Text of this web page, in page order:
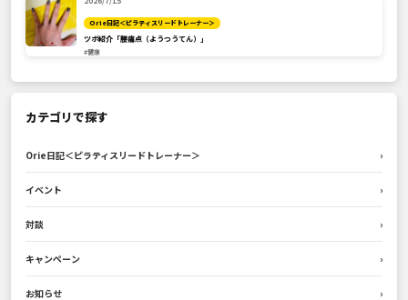
Orie日記＜ピラティスリードトレーナー＞
ツボ紹介「腰痛点（ようつうてん）」
#健康
カテゴリで探す
Orie日記＜ピラティスリードトレーナー＞ ›
イベント ›
対談 ›
キャンペーン ›
お知らせ ›